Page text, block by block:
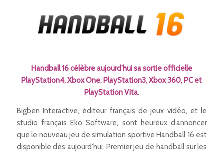
Handball 16 célèbre aujourd’hui sa sortie officielle
PlayStation4, Xbox One, PlayStation3, Xbox 360, PC et
PlayStation Vita.
Bigben Interactive, éditeur français de jeux vidéo, et le
studio français Eko Software, sont heureux d’annoncer
que le nouveau jeu de simulation sportive Handball 16 est
disponible dès aujourd’hui. Premier jeu de handball sur les